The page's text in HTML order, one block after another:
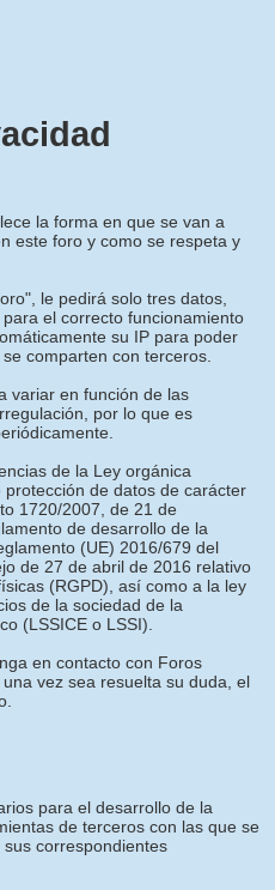
la forma en que se van a
este foro y como se respeta y
le pedirá solo tres datos,
el correcto funcionamiento
su IP para poder
comparten con terceros.
variar en función de las
por lo que es
de la Ley orgánica
de datos de carácter
1720/2007, de 21 de
de desarrollo de la
(UE) 2016/679 del
de 27 de abril de 2016 relativo
(RGPD), así como a la ley
de la sociedad de la
(LSSICE o LSSI).
en contacto con Foros
vez sea resuelta su duda, el
para el desarrollo de la
de terceros con las que se
correspondientes